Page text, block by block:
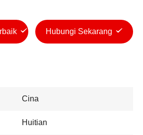
Hubungi Sekarang
Cina
Huitian